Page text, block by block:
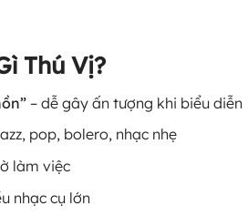
Thú Vị?
– dễ gây ấn tượng khi biểu diễn
pop, bolero, nhạc nhẹ
làm việc
nhạc cụ lớn